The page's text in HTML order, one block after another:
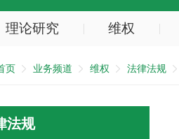
理论研究 维权
页 业务频道 维权 法律法规
法规